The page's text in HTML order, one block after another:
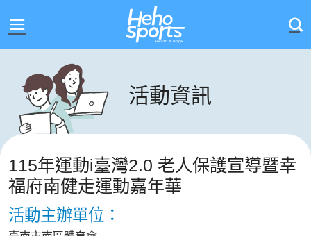
活動資訊
115年運動i臺灣2.0 老人保護宣導暨幸
福府南健走運動嘉年華
活動主辦單位：